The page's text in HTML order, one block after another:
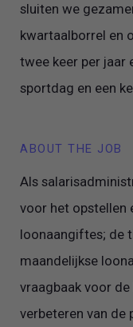
sluiten we
kwartaalborrel en
twee keer per jaar
sportdag en een
ABOUT THE JOB
Als
voor het opstellen
loonaangiftes; de
maandelijkse
vraagbaak voor
verbeteren van de